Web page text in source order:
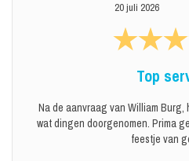
20 juli 2026
Top
Na de aanvraag van William
wat dingen doorgenomen. Prima
feestje van